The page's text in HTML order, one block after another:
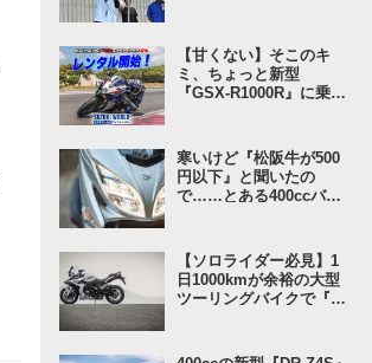
ク！ のイベントニュー
ス】
【甘くない】そこのキ
ミ、ちょっと新型
『GSX-R1000R』に乗っ
誘いが気軽に見えてガチ
だった……【スズキのバ
イク！ の耳よりニュー
ス】
寒いけど『松阪牛が500
円以下』と聞いたの
で……とある400ccバイ
バーグマン400 ／ インプ
レ・レビュー① 出発編】
【ソロライダー必見】1
日1000kmが余裕の大型
ツーリングバイクで『ス
きた……【スズキ GSX-